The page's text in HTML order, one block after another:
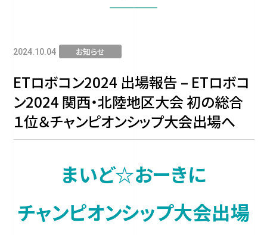
2024.10.04 お知らせ
ETロボコン2024 出場報告 – ETロボコ
ン2024 関西・北陸地区大会 初の総合
１位＆チャンピオンシップ大会出場へ
まいど☆おーきに
チャンピオンシップ大会出場